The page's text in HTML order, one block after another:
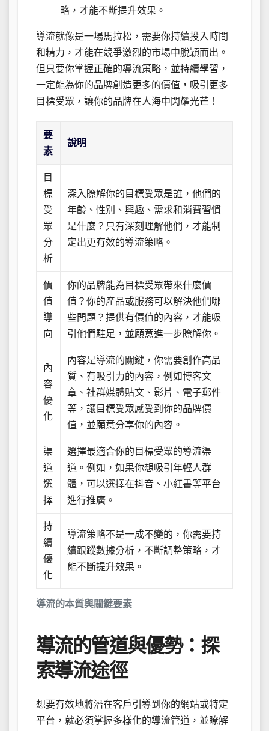
略，才能不斷提升效果。
導流就像是一場馬拉松，需要你持續投入時間
和精力，才能在競爭激烈的市場中脫穎而出。
但只要你掌握正確的導流策略，並持續學習，
一定能為你的品牌創造更多的價值，吸引更多
目標受眾，讓你的品牌在人海中閃耀光芒！
導流的本質與關鍵要素
要
素
說明
目
標
受
眾
分
析
深入瞭解你的目標受眾是誰，他們的
年齡、性別、興趣、需求和消費習慣
是什麼？只有深刻理解他們，才能制
定出更有效的導流策略。
價
值
導
向
你的品牌能為目標受眾帶來什麼價
值？你的產品或服務可以解決他們哪
些問題？提供有價值的內容，才能吸
引他們駐足，並願意進一步瞭解你。
內
容
優
化
內容是導流的關鍵，你需要創作高品
質、有吸引力的內容，例如博客文
章、社群媒體貼文、影片、電子郵件
等，讓目標受眾感受到你的品牌價
值，並願意分享你的內容。
渠
道
選
擇
選擇最適合你的目標受眾的導流渠
道。例如，如果你想吸引年輕人群
體，可以選擇在抖音、小紅書等平台
進行推廣。
持
續
優
化
導流策略不是一成不變的，你需要持
續跟蹤數據分析，不斷調整策略，才
能不斷提升效果。
導流的管道與優勢：探
索導流途徑
想要有效地將潛在客戶引導到你的網站或特定
平台，就必須掌握多樣化的導流管道，並瞭解